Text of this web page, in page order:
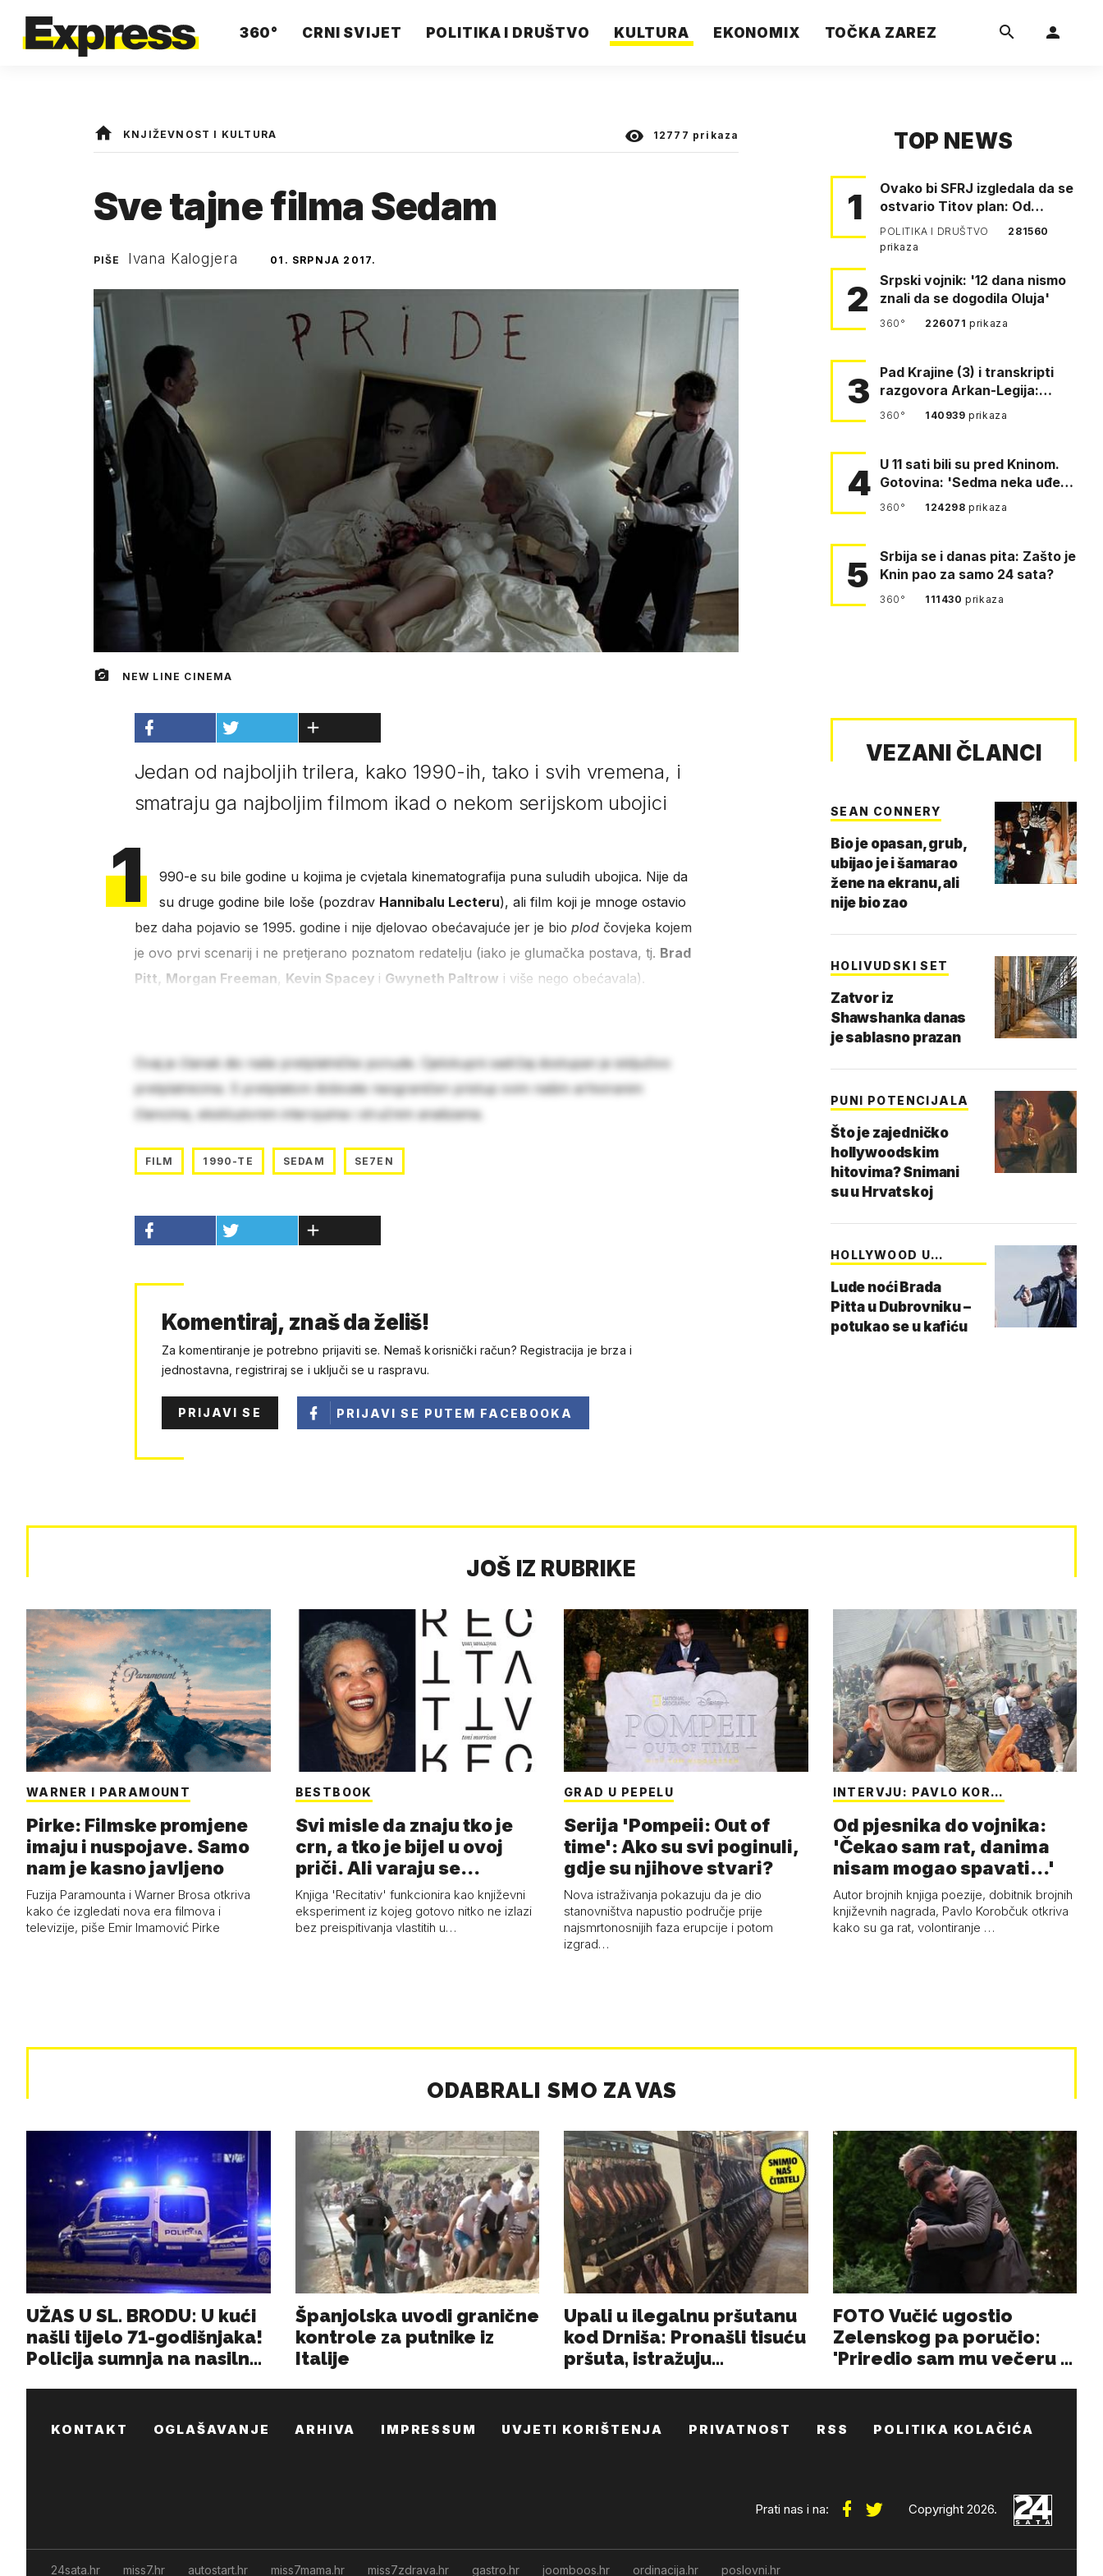
360° CRNI SVIJET POLITIKA I DRUŠTVO KULTURA EKONOMIX TOČKA ZAREZ
KNJIŽEVNOST I KULTURA 12777 prikaza
Sve tajne filma Sedam
PIŠE Ivana Kalogjera 01. SRPNJA 2017.
NEW LINE CINEMA
Jedan od najboljih trilera, kako 1990-ih, tako i svih vremena, i
smatraju ga najboljim filmom ikad o nekom serijskom ubojici
1
990-e su bile godine u kojima je cvjetala kinematografija puna suludih ubojica. Nije da
su druge godine bile loše (pozdrav Hannibalu Lecteru), ali film koji je mnoge ostavio
bez daha pojavio se 1995. godine i nije djelovao obećavajuće jer je bio plod čovjeka kojem
je ovo prvi scenarij i ne pretjerano poznatom redatelju (iako je glumačka postava, tj. Brad
Pitt, Morgan Freeman, Kevin Spacey i Gwyneth Paltrow i više nego obećavala).
Ovaj je članak dio naše pretplatničke ponude. Cjelokupni sadržaj dostupan je isključivo
pretplatnicima. S pretplatom dobivate neograničen pristup svim našim arhiviranim
člancima, ekskluzivnim intervjuima i stručnim analizama.
FILM 1990-TE SEDAM SE7EN
Komentiraj, znaš da želiš!
Za komentiranje je potrebno prijaviti se. Nemaš korisnički račun? Registracija je brza i
jednostavna, registriraj se i uključi se u raspravu.
PRIJAVI SE PRIJAVI SE PUTEM FACEBOOKA
TOP NEWS
1
Ovako bi SFRJ izgledala da se
ostvario Titov plan: Od
Klagenfurta do Istanbula!
POLITIKA I DRUŠTVO
281560
prikaza
2
Srpski vojnik: '12 dana nismo
znali da se dogodila Oluja'
360° 226071prikaza
3
Pad Krajine (3) i transkripti
razgovora Arkan-Legija:
'Čujem, prelazite ustašam…
360° 140939prikaza
4 U 11 sati bili su pred Kninom.
Gotovina: 'Sedma neka uđe,
4. gardijska neka g…
360° 124298prikaza
5
Srbija se i danas pita: Zašto je
Knin pao za samo 24 sata?
360° 111430prikaza
VEZANI ČLANCI
SEAN CONNERY
Bio je opasan, grub,
ubijao je i šamarao
žene na ekranu, ali
nije bio zao
HOLIVUDSKI SET
Zatvor iz
Shawshanka danas
je sablasno prazan
PUNI POTENCIJALA
Što je zajedničko
hollywoodskim
hitovima? Snimani
su u Hrvatskoj
HOLLYWOOD U
Lude noći Brada
Pitta u Dubrovniku –
potukao se u kafiću
JOŠ IZ RUBRIKE
WARNER I PARAMOUNT
Pirke: Filmske promjene
imaju i nuspojave. Samo
nam je kasno javljeno
Fuzija Paramounta i Warner Brosa otkriva
kako će izgledati nova era filmova i
televizije, piše Emir Imamović Pirke
BESTBOOK
Svi misle da znaju tko je
crn, a tko je bijel u ovoj
priči. Ali varaju se...
Knjiga 'Recitativ' funkcionira kao književni
eksperiment iz kojeg gotovo nitko ne izlazi
bez preispitivanja vlastitih u…
GRAD U PEPELU
Serija 'Pompeii: Out of
time': Ako su svi poginuli,
gdje su njihove stvari?
Nova istraživanja pokazuju da je dio
stanovništva napustio područje prije
najsmrtonosnijih faza erupcije i potom
izgrad…
INTERVJU: PAVLO KOR…
Od pjesnika do vojnika:
'Čekao sam rat, danima
nisam mogao spavati...'
Autor brojnih knjiga poezije, dobitnik brojnih
književnih nagrada, Pavlo Korobčuk otkriva
kako su ga rat, volontiranje …
KONTAKT OGLAŠAVANJE ARHIVA IMPRESSUM UVJETI KORIŠTENJA PRIVATNOST RSS POLITIKA KOLAČIĆA
Prati nas i na: Copyright 2026.
24sata.hr miss7.hr autostart.hr miss7mama.hr miss7zdrava.hr gastro.hr joomboos.hr ordinacija.hr
poslovni.hr